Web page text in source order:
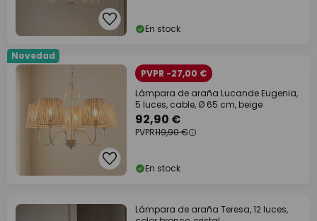
En stock
Novedad
PVPR -27,00 €
Lámpara de araña Lucande Eugenia,
5 luces, cable, Ø 65 cm, beige
92,90 €
PVPR119,90 €
En stock
Lámpara de araña Teresa, 12 luces,